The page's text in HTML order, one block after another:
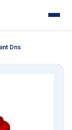
Dns